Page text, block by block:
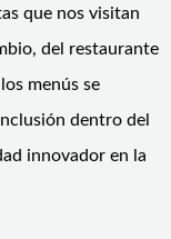
que nos visitan
del restaurante
menús se
dentro del
innovador en la